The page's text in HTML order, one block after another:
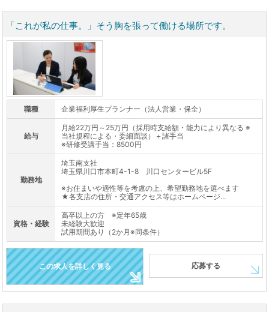
「これが私の仕事。」そう胸を張って働ける場所です。
職種 企業福利厚生プランナー（法人営業・保全）
給与
月給22万円～25万円（採用時支給額・能力により異なる ※
当社規程による・委細面談）＋諸手当
※研修受講手当：8500円
勤務地
埼玉南支社
埼玉県川口市本町4-1-8 川口センタービル5F
※お住まいや適性等を考慮の上、希望勤務地を選べます
★各支店の住所・交通アクセス等はホームページ...
資格・経験
高卒以上の方 ※定年65歳
未経験大歓迎
試用期間あり（2か月※同条件）
この求人を詳しく見る 応募する